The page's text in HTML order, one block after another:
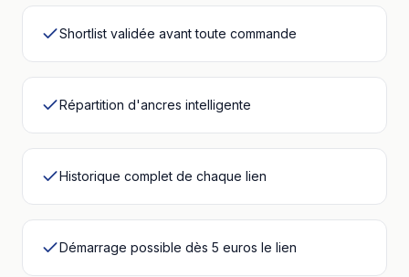
Shortlist validée avant toute commande
Répartition d'ancres intelligente
Historique complet de chaque lien
Démarrage possible dès 5 euros le lien